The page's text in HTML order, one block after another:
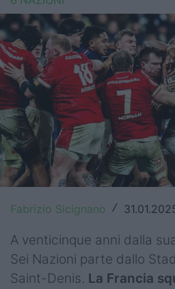
Internazionale
6 Nazioni
United Rugby
Top14
Premiership
Champions Cup
Challenge Cup
World Rugby
Rugby World Cup
Fabrizio Sicignano /
A venticinque anni dalla
Sei Nazioni parte dallo
Saint-Denis. La Francia